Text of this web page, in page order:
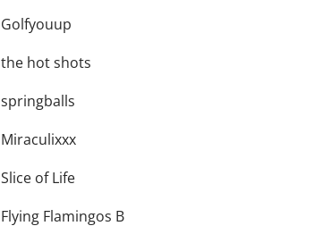
Golfyouup
the hot shots
springballs
Miraculixxx
Slice of Life
Flying Flamingos B